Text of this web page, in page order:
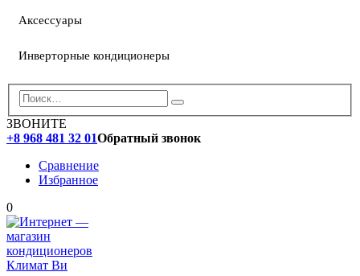
Аксессуары
Инверторные кондиционеры
ЗВОНИТЕ
+8 968 481 32 01Обратный звонок
Сравнение
Избранное
0